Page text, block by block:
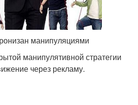
манипуляциями
манипулятивной стратегии
через рекламу.